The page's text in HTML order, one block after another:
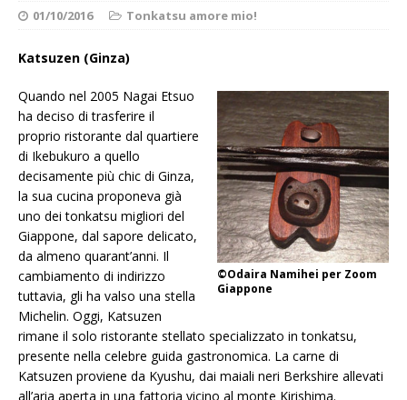
01/10/2016 Tonkatsu amore mio!
Katsuzen (Ginza)
©Odaira Namihei per Zoom
Giappone
Quando nel 2005 Nagai Etsuo
ha deciso di trasferire il
proprio ristorante dal quartiere
di Ikebukuro a quello
decisamente più chic di Ginza,
la sua cucina proponeva già
uno dei tonkatsu migliori del
Giappone, dal sapore delicato,
da almeno quarant’anni. Il
cambiamento di indirizzo
tuttavia, gli ha valso una stella
Michelin. Oggi, Katsuzen
rimane il solo ristorante stellato specializzato in tonkatsu,
presente nella celebre guida gastronomica. La carne di
Katsuzen proviene da Kyushu, dai maiali neri Berkshire allevati
all’aria aperta in una fattoria vicino al monte Kirishima.